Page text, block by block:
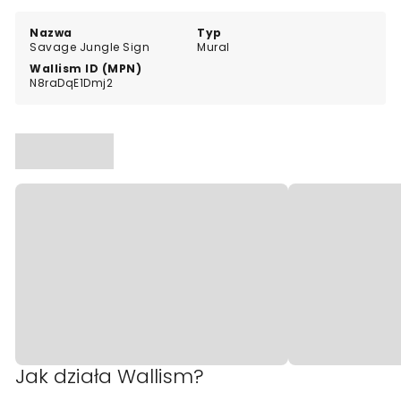
Nazwa
Savage Jungle Sign
Typ
Mural
Wallism ID (MPN)
N8raDqE1Dmj2
Jak działa Wallism?